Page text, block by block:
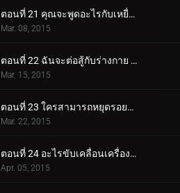
ตอนที่ 21 คุณจะพูดอะไรกับเหยื่อที่ไม่ปกติเหล่านี้?
Mar. 08, 2015
ตอนที่ 22 ฉันจะต่อสู้กับร่างกาย F1 ได้อย่างไร
Mar. 15, 2015
ตอนที่ 23 ใครสามารถหยุดรอยยิ้มซุกซนได้?
Mar. 22, 2015
ตอนที่ 24 อะไรขับเคลื่อนเครื่องจักรไปข้างหน้า?
Apr. 05, 2015